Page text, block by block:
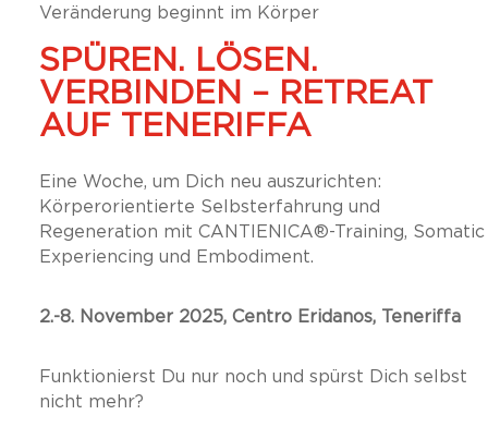
Veränderung beginnt im Körper
SPÜREN. LÖSEN.
VERBINDEN – RETREAT
AUF TENERIFFA
Eine Woche, um Dich neu auszurichten:
Körperorientierte Selbsterfahrung und
Regeneration mit CANTIENICA®-Training, Somatic
Experiencing und Embodiment.
2.-8. November 2025, Centro Eridanos, Teneriffa
Funktionierst Du nur noch und spürst Dich selbst
nicht mehr?